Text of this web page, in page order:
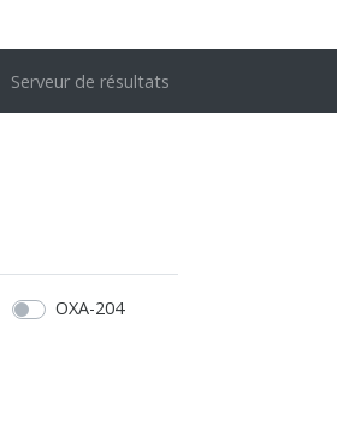
Serveur de résultats
OXA-204